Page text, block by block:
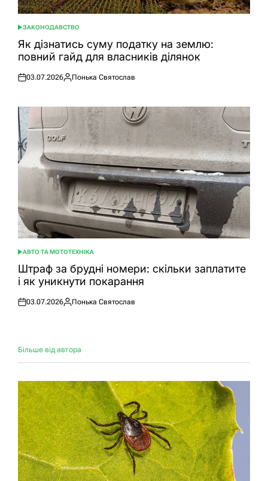
ОПУБЛІКУВАТИ
У
ЗАКОНОДАВСТВО
Як дізнатись суму податку на землю:
повний гайд для власників ділянок
Оприлюднено
03.07.2026
Опубліковано
Понька Святослав
ОПУБЛІКУВАТИ
У
АВТО ТА МОТОТЕХНІКА
Штраф за брудні номери: скільки заплатите
і як уникнути покарання
Оприлюднено
03.07.2026
Опубліковано
Понька Святослав
Більше від автора